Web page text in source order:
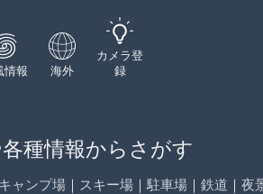
情報 海外
カメラ登
録
種情報からさがす
キャンプ場 ｜ スキー場 ｜ 駐車場 ｜ 鉄道 ｜ 夜